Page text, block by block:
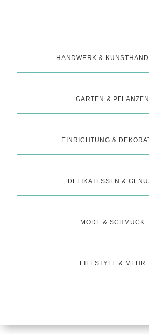
HANDWERK &
GARTEN & PFLANZEN
EINRICHTUNG &
DELIKATESSEN &
MODE & SCHMUCK
LIFESTYLE & MEHR